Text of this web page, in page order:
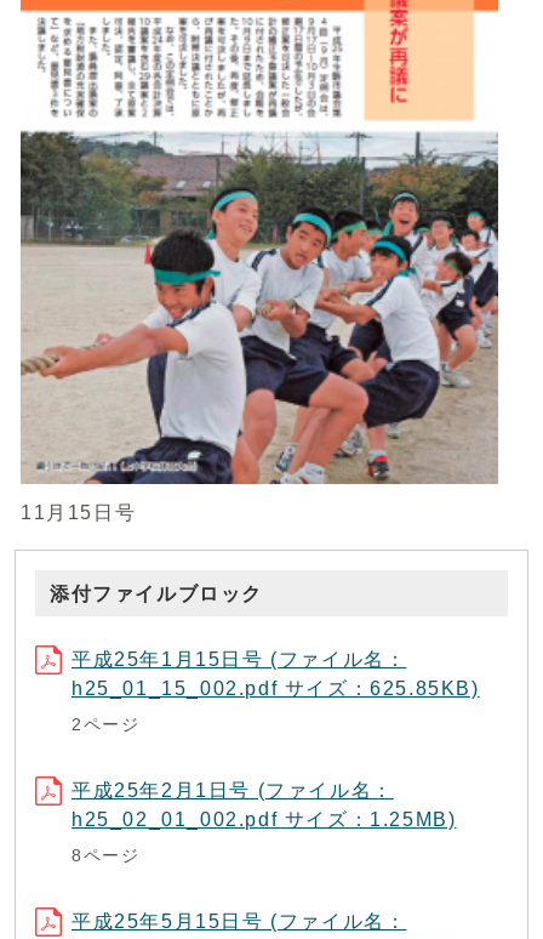
11月15日号
添付ファイルブロック
平成25年1月15日号 (ファイル名：
h25_01_15_002.pdf サイズ：625.85KB)
2ページ
平成25年2月1日号 (ファイル名：
h25_02_01_002.pdf サイズ：1.25MB)
8ページ
平成25年5月15日号 (ファイル名：